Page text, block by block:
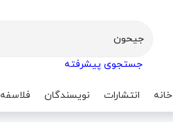
جستجوی پیشرفته
خانه انتشارات نویسندگان فلاسفه